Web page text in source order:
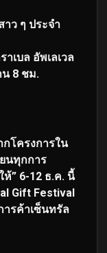
ว ๆ ประจำ
เบล อัพเลเวล
น 8 ชม.
โครงการใน
นทุกการ
ห้” 6-12 ธ.ค. นี้
Gift Festival
รค้าเซ็นทรัล